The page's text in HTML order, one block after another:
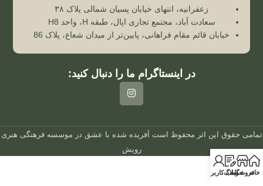
زعفرانیه، انتهای خیابان پسیان شمالی پلاک ۳۸
سعادت آباد، مجتمع تجاری اپال، طبقه H، واحد H8
خیابان قائم مقام فراهانی، پایین‌تر از میدان شعاع، پلاک 86
در اینستاگرام ما را دنبال کنید:
تمامی حقوق این اثر محفوظ است آفریده شده با عشق در موسسه فرهنگی هنری
رویش
خانهفروشگاهوبلاگ
حساب کاربری من